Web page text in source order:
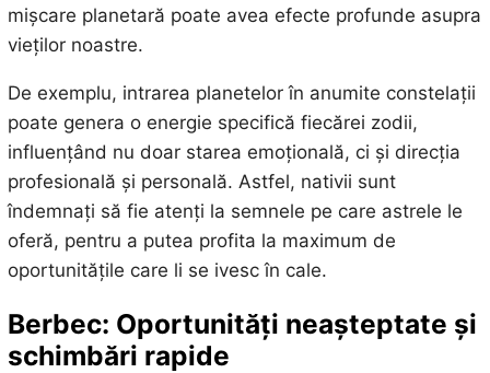
mișcare planetară poate avea efecte profunde asupra
vieților noastre.
De exemplu, intrarea planetelor în anumite constelații
poate genera o energie specifică fiecărei zodii,
influențând nu doar starea emoțională, ci și direcția
profesională și personală. Astfel, nativii sunt
îndemnați să fie atenți la semnele pe care astrele le
oferă, pentru a putea profita la maximum de
oportunitățile care li se ivesc în cale.
Berbec: Oportunități neașteptate și
schimbări rapide